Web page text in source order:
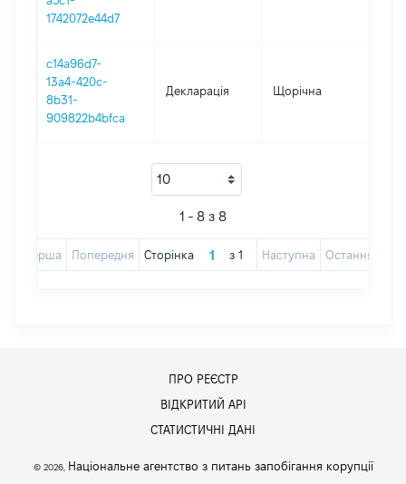
1742072e44d7
c14a96d7-
13a4-420c-
8b31-
909822b4bfca
Декларація Щорічна
1 - 8 з 8
Перша Попередня Сторінка з 1 Наступна Остання
ПРО РЕЄСТР
ВІДКРИТИЙ АРІ
СТАТИСТИЧНІ ДАНІ
© 2026, Національне агентство з питань запобігання корупції